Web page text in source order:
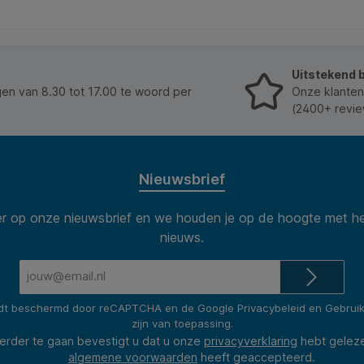
vanaf 3 jaar, geurloos, niet-ontvlambaar. *
Wasbaarheid: uitwasbaar uit kleding (tot 40 °C) en
van huid met koud water. * Samenstelling: 100%
vegan, glutenvrij en oplosmiddelvrij. * Geproduceerd
in Nederland. * Aanvullende gevareninformatie:
isothiazol-3-one en 2-methyl-2H-isothiazol-3-one)
(55965-84-9). Kan een allergische reactie
reactie veroorzaken.
van 8.30 tot 17.00 te woord per
Uitstekend
Onze
(2400+
Nieuwsbrief
op onze nieuwsbrief en we houden je op de hoogte met
nieuws.
beschermd door reCAPTCHA en de Google Privacybeleid en
zijn van toepassing.
te gaan bevestigt u dat u onze privacyverklaring hebt
algemene voorwaarden heeft geaccepteerd.